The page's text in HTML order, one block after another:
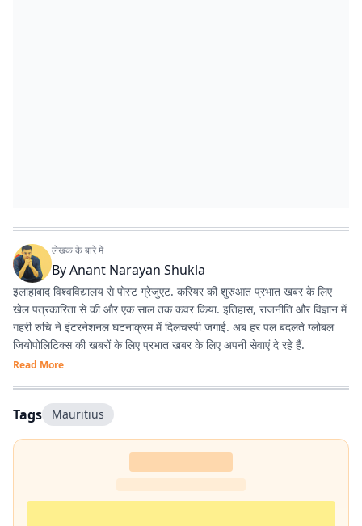
लेखक के बारे में
ByAnant Narayan Shukla
इलाहाबाद विश्वविद्यालय से पोस्ट ग्रेजुएट. करियर की शुरुआत प्रभात खबर के लिए
खेल पत्रकारिता से की और एक साल तक कवर किया. इतिहास, राजनीति और विज्ञान में
गहरी रुचि ने इंटरनेशनल घटनाक्रम में दिलचस्पी जगाई. अब हर पल बदलते ग्लोबल
जियोपोलिटिक्स की खबरों के लिए प्रभात खबर के लिए अपनी सेवाएं दे रहे हैं.
Read More
Tags Mauritius